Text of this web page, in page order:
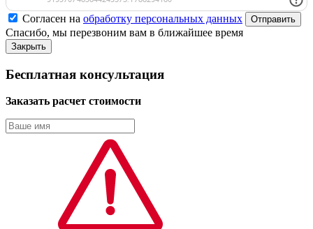
Согласен на обработку персональных данных
Спасибо, мы перезвоним вам в ближайшее время
Закрыть
Бесплатная консультация
Заказать расчет стоимости